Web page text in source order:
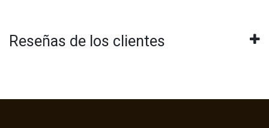
Reseñas de los clientes